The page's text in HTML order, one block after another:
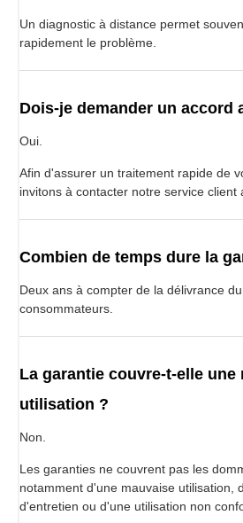
Un diagnostic à distance permet
rapidement le problème.
Dois-je demander un accord
Oui.
Afin d'assurer un traitement rapide de
invitons à contacter notre service client
Combien de temps dure la
Deux ans à compter de la délivrance
consommateurs.
La garantie couvre-t-elle une
utilisation ?
Non.
Les garanties ne couvrent pas les
notamment d'une mauvaise utilisation,
d'entretien ou d'une utilisation non